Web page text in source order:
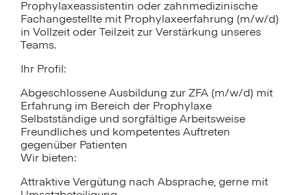
Prophylaxeassistentin oder zahnmedizinische
Fachangestellte mit Prophylaxeerfahrung (m/w/d)
in Vollzeit oder Teilzeit zur Verstärkung unseres
Teams.
Ihr Profil:
Abgeschlossene Ausbildung zur ZFA (m/w/d) mit
Erfahrung im Bereich der Prophylaxe
Selbstständige und sorgfältige Arbeitsweise
Freundliches und kompetentes Auftreten
gegenüber Patienten
Wir bieten:
Attraktive Vergütung nach Absprache, gerne mit